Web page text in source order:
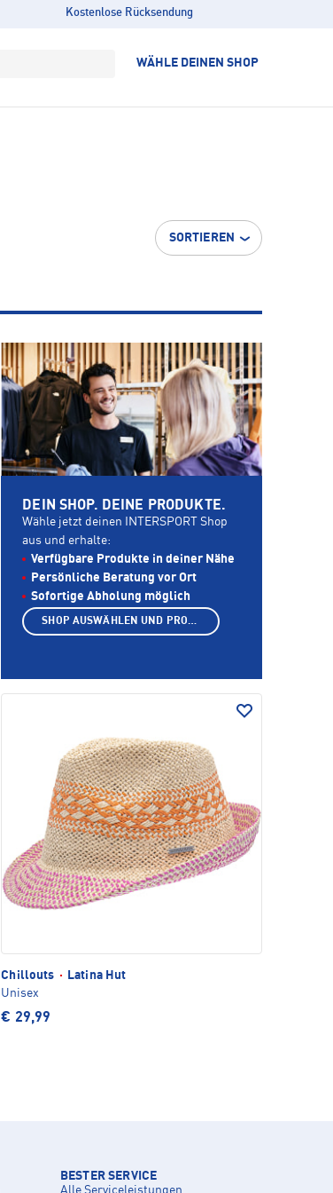
Kostenlose Rücksendung
WÄHLE DEINEN SHOP
SORTIEREN
Chillouts ·
Latina Hut
Unisex
€ 29,99
DEIN SHOP. DEINE PRODUKTE.
Wähle jetzt deinen INTERSPORT Shop
aus und erhalte:
Verfügbare Produkte in deiner Nähe
Persönliche Beratung vor Ort
Sofortige Abholung möglich
SHOP AUSWÄHLEN UND PRODUKTE ANZEIGEN
BESTER SERVICE